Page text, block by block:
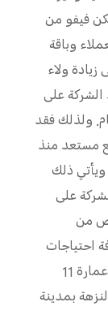
فيفو من
وباقة
ولاء
الشركة على
ولذلك فقد
مستعد منذ
ذلك
على
من
احتياجات
العميل. يقع المركز بمتجر 5 بالطابق الارضي، عمارة 11
بمدينة